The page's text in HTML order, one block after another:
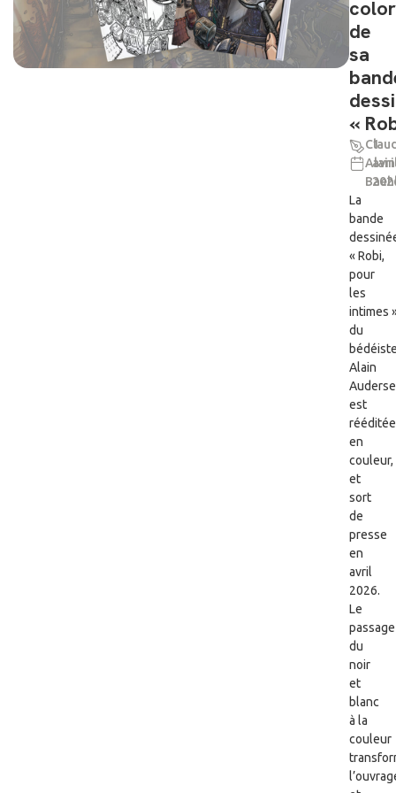
de
sa
«
Alain
1
La
bande
« Robi,
pour
les
intimes
du
Alain
est
rééditée
en
couleur,
et
sort
de
presse
en
avril
2026.
Le
passage
du
noir
et
blanc
à la
couleur